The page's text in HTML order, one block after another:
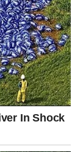
Već dugo
koja
poslu,
da čekanje